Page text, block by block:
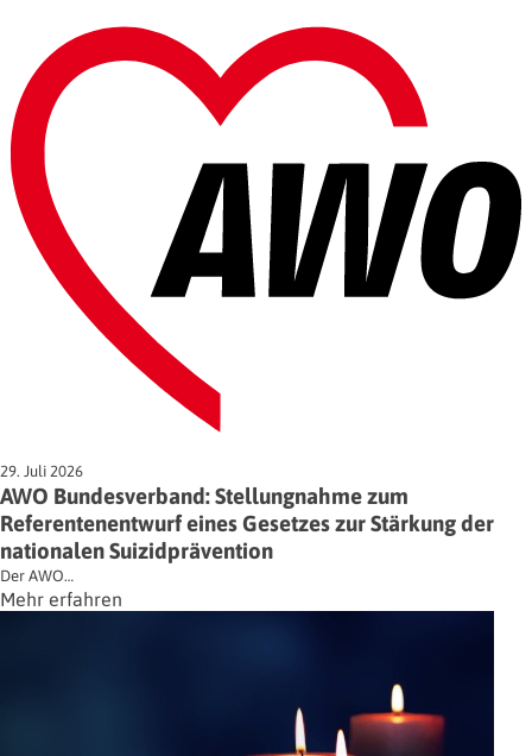
29. Juli 2026
AWO Bundesverband: Stellungnahme zum
Referentenentwurf eines Gesetzes zur Stärkung der
nationalen Suizidprävention
Der AWO…
Mehr erfahren